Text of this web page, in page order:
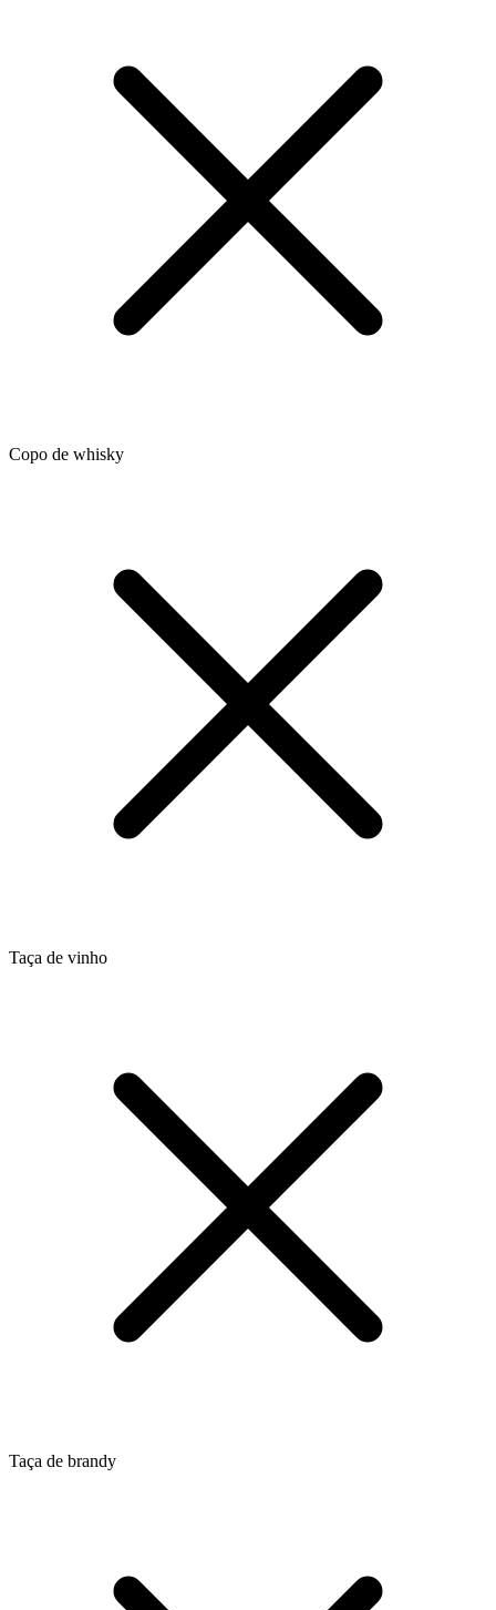
Copo de whisky
Taça de vinho
Taça de brandy